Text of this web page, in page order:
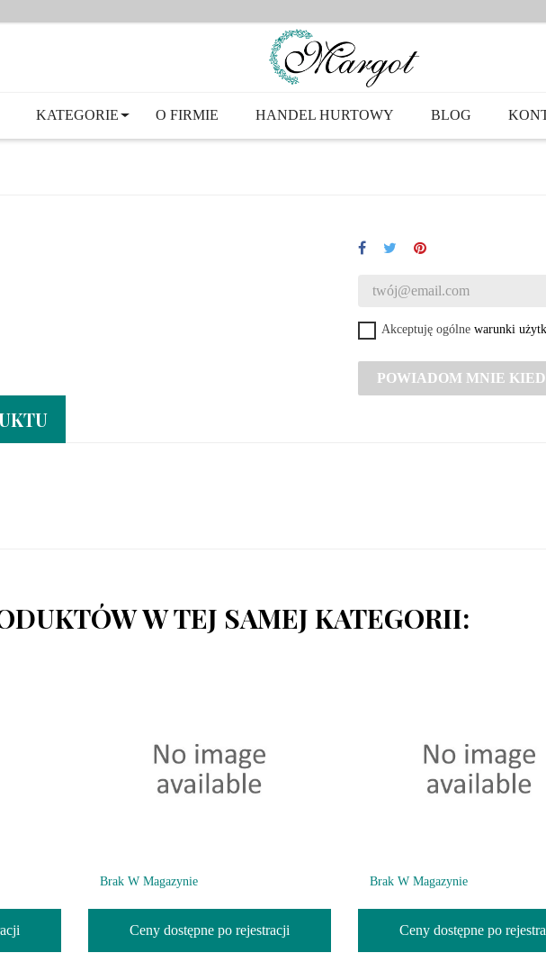
KATEGORIE O FIRMIE HANDEL HURTOWY BLOG
Akceptuję ogólne warunki
POWIADOM MNIE
W TEJ SAMEJ KATEGORII:
Brak W Magazynie
Ceny dostępne po rejestracji
Brak W Magazynie
Ceny dostępne po